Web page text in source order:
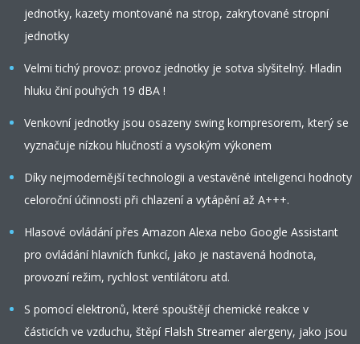
jednotky, kazety montované na strop, zakrytované stropní
jednotky
Velmi tichý provoz: provoz jednotky je sotva slyšitelný. Hladin
hluku činí pouhých 19 dBA !
Venkovní jednotky jsou osazeny swing kompresorem, který se
vyznačuje nízkou hlučností a vysokým výkonem
Díky nejmodernější technologii a vestavěné inteligenci hodnoty
celoroční účinnosti při chlazení a vytápění až A+++.
Hlasové ovládání přes Amazon Alexa nebo Google Assistant
pro ovládání hlavních funkcí, jako je nastavená hodnota,
provozní režim, rychlost ventilátoru atd.
S pomocí elektronů, které spouštějí chemické reakce v
částicích ve vzduchu, štěpí Flalsh Streamer alergeny, jako jsou